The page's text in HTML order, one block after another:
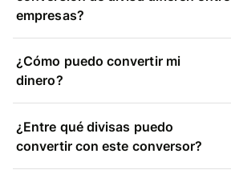
empresas?
¿Cómo puedo convertir mi
dinero?
¿Entre qué divisas puedo
convertir con este conversor?